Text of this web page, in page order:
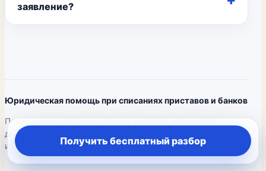
заявление?
Юридическая помощь при списаниях приставов и банков
Помощь при списании детских пособий, алиментов,
декретных и родовых выплат, арестах социальных карт,
исполнительных производствах и бездействии приставов.
Получить бесплатный разбор